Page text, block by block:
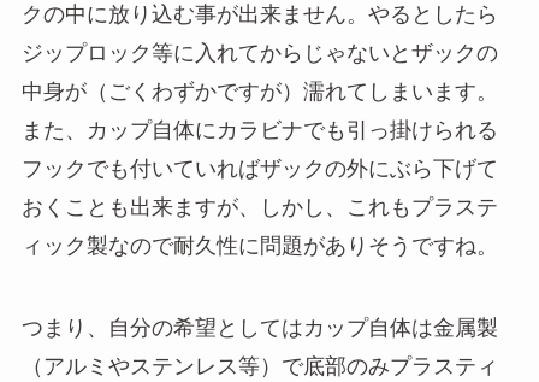
クの中に放り込む事が出来ません。やるとしたら
ジップロック等に入れてからじゃないとザックの
中身が（ごくわずかですが）濡れてしまいます。
また、カップ自体にカラビナでも引っ掛けられる
フックでも付いていればザックの外にぶら下げて
おくことも出来ますが、しかし、これもプラステ
ィック製なので耐久性に問題がありそうですね。
つまり、自分の希望としてはカップ自体は金属製
（アルミやステンレス等）で底部のみプラスティ